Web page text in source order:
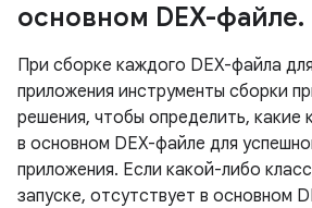
основном DEX-файле.
При сборке каждого DEX-файла
приложения инструменты сборки
решения, чтобы определить, какие
в основном DEX-файле для
приложения. Если какой-либо
запуске, отсутствует в основном